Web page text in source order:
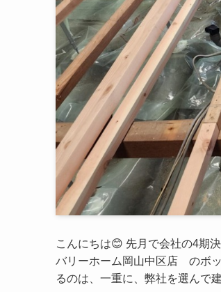
こんにちは😊 先月で会社の4期
バリーホーム岡山中区店 の
るのは、一重に、弊社を選んで